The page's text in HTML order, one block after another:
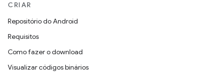
CRIAR
Repositório do Android
Requisitos
Como fazer o download
Visualizar códigos binários